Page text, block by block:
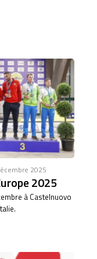
2025
2025
à Castelnuovo